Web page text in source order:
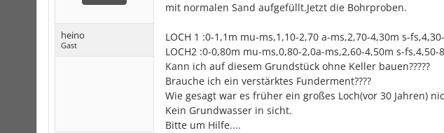
heino
Gast
mit normalen Sand aufgefüllt.Jetzt die Bohrproben.
LOCH 1 :0-1,1m mu-ms,1,10-2,70 a-ms,2,70-4,30m s-
LOCH2 :0-0,80m mu-ms,0,80-2,0a-ms,2,60-4,50m s-fs,4,50-
Kann ich auf diesem Grundstück ohne Keller bauen?????
Brauche ich ein verstärktes Funderment????
Wie gesagt war es früher ein großes Loch(vor 30 Jahren)
Kein Grundwasser in sicht.
Bitte um Hilfe....